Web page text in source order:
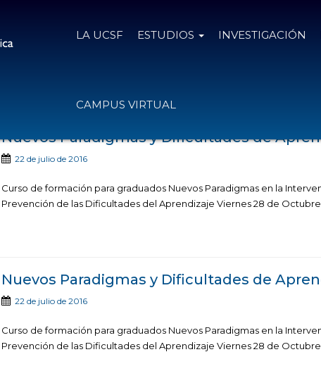
LA UCSF ESTUDIOS INVESTIGACIÓN
CAMPUS VIRTUAL
Nuevos Paradigmas y Dificultades de
22 de julio de 2016
Curso de formación para graduados Nuevos Paradigmas en la
Prevención de las Dificultades del Aprendizaje Viernes 28 de Octubre –
Nuevos Paradigmas y Dificultades de
22 de julio de 2016
Curso de formación para graduados Nuevos Paradigmas en la
Prevención de las Dificultades del Aprendizaje Viernes 28 de Octubre –